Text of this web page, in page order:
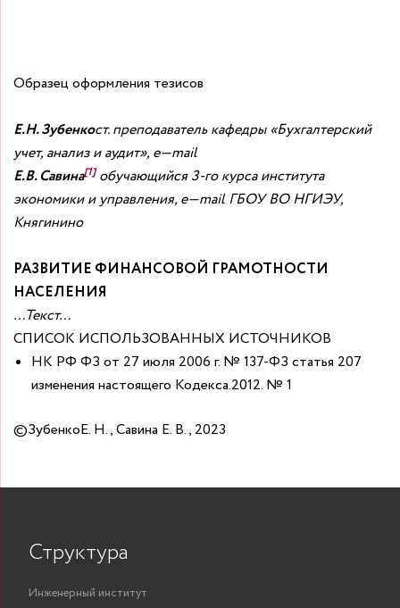
Образец оформления тезисов
Е.Н. Зубенкост. преподаватель кафедры «Бухгалтерский
учет, анализ и аудит», e—mail
Е.В. Савина[1] обучающийся 3-го курса института
экономики и управления, e—mail ГБОУ ВО НГИЭУ,
Княгинино
РАЗВИТИЕ ФИНАНСОВОЙ ГРАМОТНОСТИ
НАСЕЛЕНИЯ
…Текст…
СПИСОК ИСПОЛЬЗОВАННЫХ ИСТОЧНИКОВ
НК РФ ФЗ от 27 июля 2006 г. № 137-ФЗ статья 207
изменения настоящего Кодекса.2012. № 1
©ЗубенкоЕ. Н., Савина Е. В., 2023
Структура
Инженерный институт